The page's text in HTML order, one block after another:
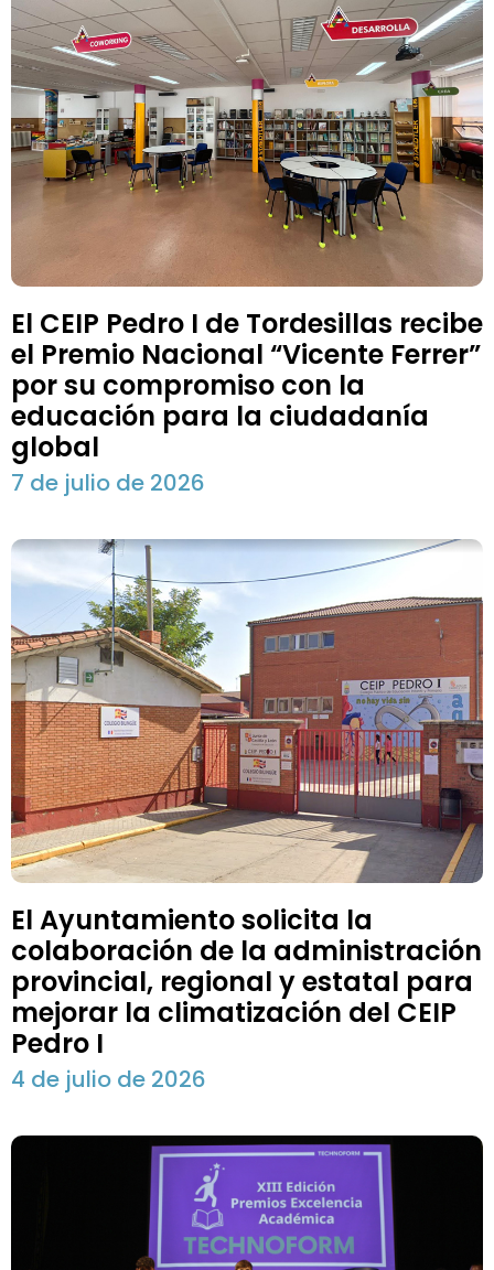
El CEIP Pedro I de Tordesillas recibe
el Premio Nacional “Vicente Ferrer”
por su compromiso con la
educación para la ciudadanía
global
7 de julio de 2026
El Ayuntamiento solicita la
colaboración de la administración
provincial, regional y estatal para
mejorar la climatización del CEIP
Pedro I
4 de julio de 2026